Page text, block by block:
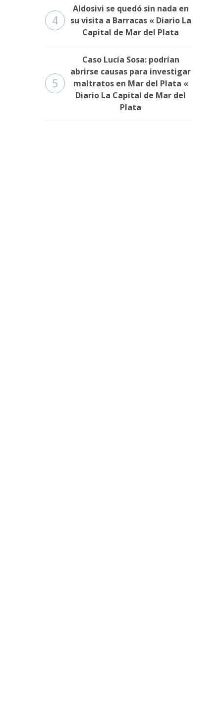
4
Aldosivi se quedó sin nada en
su visita a Barracas « Diario La
Capital de Mar del Plata
5
Caso Lucía Sosa: podrían
abrirse causas para investigar
maltratos en Mar del Plata «
Diario La Capital de Mar del
Plata